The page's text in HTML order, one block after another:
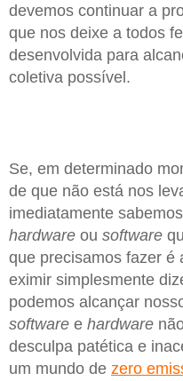
devemos continuar a
que nos deixe a todos
desenvolvida para
coletiva possível.
Se, em determinado
de que não está nos
imediatamente
hardware ou software
que precisamos fazer é
eximir simplesmente
podemos alcançar
software e hardware
desculpa patética e
um mundo de zero